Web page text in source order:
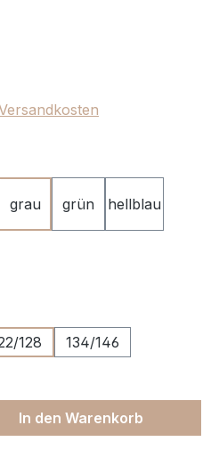
grau grün hellblau
128
134/146
den
In den Warenkorb